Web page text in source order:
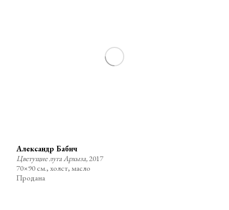
Александр Бабич
Цветущие луга Архыза,2017
70×90 см., холст, масло
Продана